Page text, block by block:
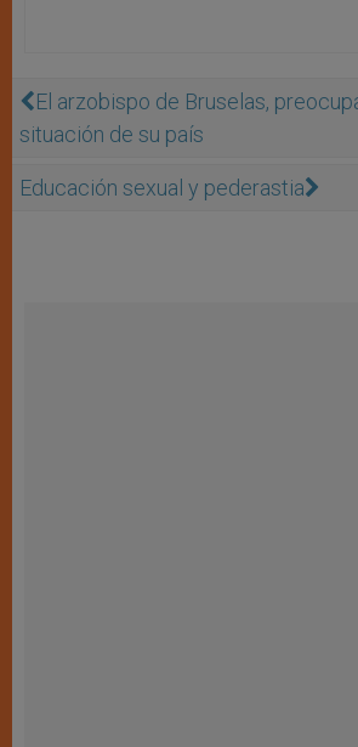
El arzobispo de Bruselas,
situación de su país
Educación sexual y pederastia